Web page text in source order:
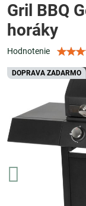
DOPRAVA ZADARMO
Gril BBQ
horáky
Hodnotenie